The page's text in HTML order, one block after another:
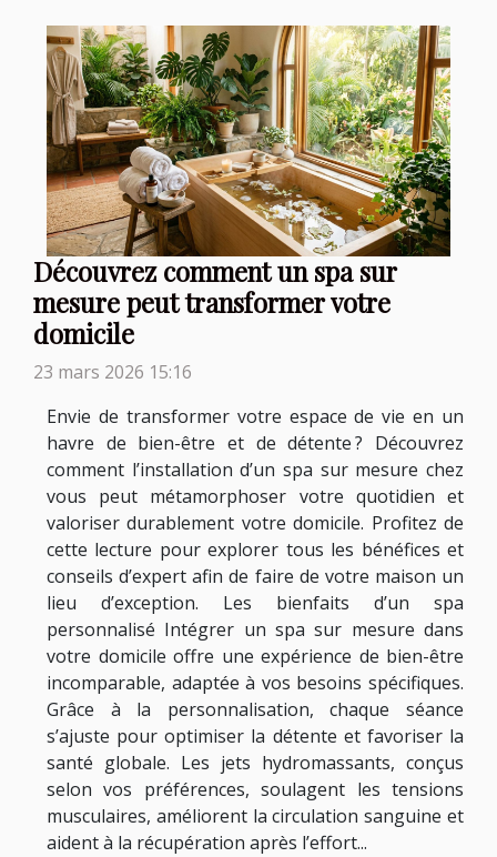
Découvrez comment un spa sur
mesure peut transformer votre
domicile
23 mars 2026 15:16
Envie de transformer votre espace de vie en un
havre de bien-être et de détente ? Découvrez
comment l’installation d’un spa sur mesure chez
vous peut métamorphoser votre quotidien et
valoriser durablement votre domicile. Profitez de
cette lecture pour explorer tous les bénéfices et
conseils d’expert afin de faire de votre maison un
lieu d’exception. Les bienfaits d’un spa
personnalisé Intégrer un spa sur mesure dans
votre domicile offre une expérience de bien-être
incomparable, adaptée à vos besoins spécifiques.
Grâce à la personnalisation, chaque séance
s’ajuste pour optimiser la détente et favoriser la
santé globale. Les jets hydromassants, conçus
selon vos préférences, soulagent les tensions
musculaires, améliorent la circulation sanguine et
aident à la récupération après l’effort...